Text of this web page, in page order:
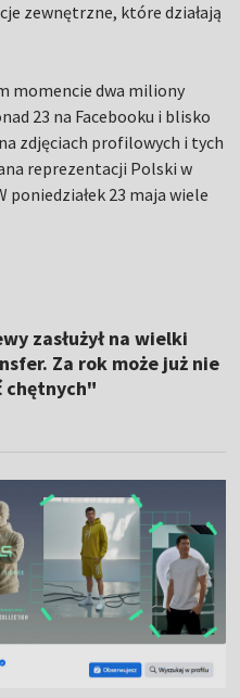
zewnętrzne, które działają
momencie dwa miliony
23 na Facebooku i blisko
zdjęciach profilowych i tych
reprezentacji Polski w
poniedziałek 23 maja wiele
zasłużył na wielki
Za rok może już nie
chętnych"